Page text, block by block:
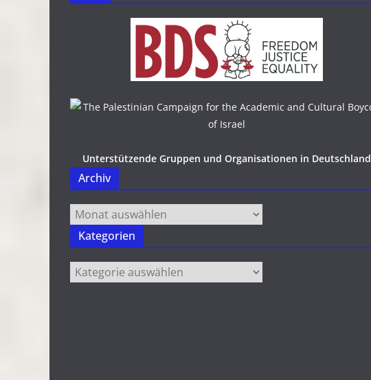
Unterstützende Gruppen und Organisationen in Deutschland
Archiv
Archiv
Kategorien
Kategorien